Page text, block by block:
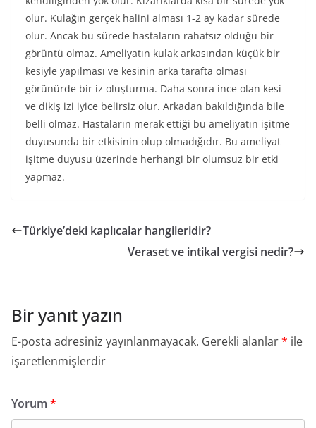
olur. Kulağın gerçek halini alması 1-2 ay kadar sürede
olur. Ancak bu sürede hastaların rahatsız olduğu bir
görüntü olmaz. Ameliyatın kulak arkasından küçük bir
kesiyle yapılması ve kesinin arka tarafta olması
görünürde bir iz oluşturma. Daha sonra ince olan kesi
ve dikiş izi iyice belirsiz olur. Arkadan bakıldığında bile
belli olmaz. Hastaların merak ettiği bu ameliyatın işitme
duyusunda bir etkisinin olup olmadığıdır. Bu ameliyat
işitme duyusu üzerinde herhangi bir olumsuz bir etki
yapmaz.
Türkiye’deki kaplıcalar hangileridir?
Veraset ve intikal vergisi nedir?
Bir yanıt yazın
E-posta adresiniz yayınlanmayacak. Gerekli alanlar* ile
işaretlenmişlerdir
Yorum *